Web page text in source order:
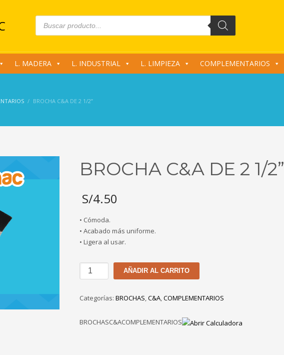
Products
search
L. MADERA L. INDUSTRIAL L. LIMPIEZA COMPLEMENTARIOS
BROCHA C&A DE 2 1/2”
BROCHA C&A DE 2 1/2”
S/4.50
• Cómoda.
• Acabado más uniforme.
• Ligera al usar.
BROCHA
C&A
2
cantidad
AÑADIR AL CARRITO
Categorías:BROCHAS,C&A,COMPLEMENTARIOS
BROCHASC&ACOMPLEMENTARIOS